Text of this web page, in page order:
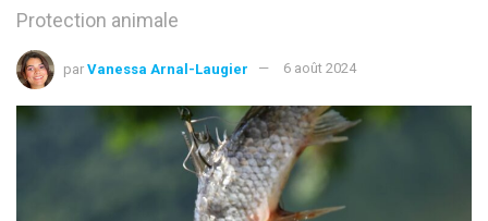
Protection animale
par Vanessa Arnal-Laugier 6 août 2024